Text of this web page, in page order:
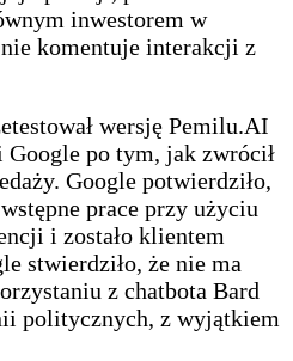
inwestorem w
komentuje interakcji z
wersję Pemilu.AI
po tym, jak zwrócił
Google potwierdziło,
prace przy użyciu
i zostało klientem
stwierdziło, że nie ma
z chatbota Bard
politycznych, z wyjątkiem